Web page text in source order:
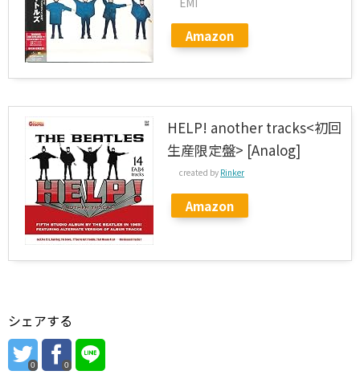
Amazon
HELP! another tracks<初回
生産限定盤> [Analog]
created by Rinker
Amazon
シェアする
0 0